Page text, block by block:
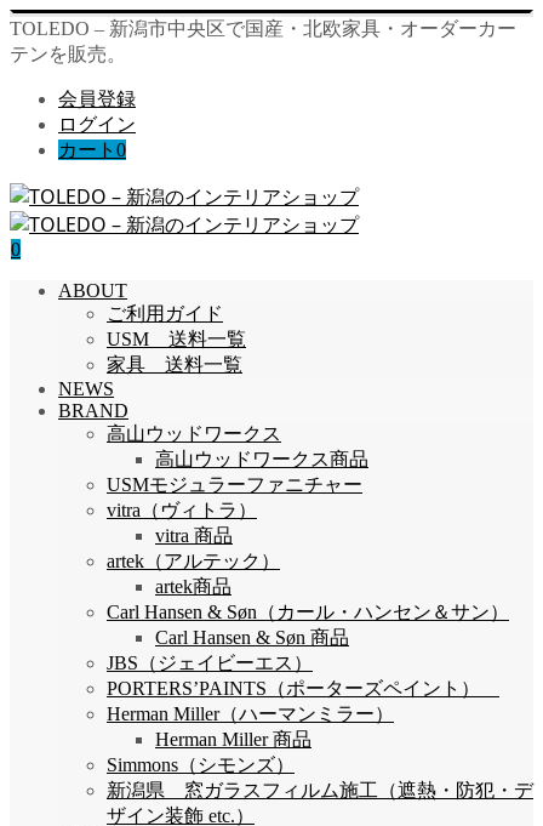
TOLEDO – 新潟市中央区で国産・北欧家具・オーダーカー
テンを販売。
会員登録
ログイン
カート 0
0
ABOUT
ご利用ガイド
USM 送料一覧
家具 送料一覧
NEWS
BRAND
高山ウッドワークス
高山ウッドワークス商品
USMモジュラーファニチャー
vitra（ヴィトラ）
vitra 商品
artek（アルテック）
artek商品
Carl Hansen & Søn（カール・ハンセン＆サン）
Carl Hansen & Søn 商品
JBS（ジェイビーエス）
PORTERS’PAINTS（ポーターズペイント）
Herman Miller（ハーマンミラー）
Herman Miller 商品
Simmons（シモンズ）
新潟県 窓ガラスフィルム施工（遮熱・防犯・デ
ザイン装飾 etc.）